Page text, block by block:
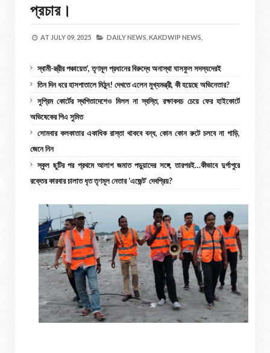
প্রচার।
AT JULY 09, 2025 DAILY NEWS, KAKDWIP NEWS,
স্বামী-স্ত্রীর পঞ্চায়েত’, তৃণমূল প্রধানের বিরুদ্ধে অনাস্থা ঘাসফুল সদস্যদেরই
তিন দিন ধরে হাসপাতালে মিঠুন! দেখতে এলেন মুখ্যমন্ত্রী, কী হয়েছে অভিনেতার?
সুপ্রিম কোর্টের স্থগিতাদেশেও মিলল না স্বস্তি, রক্ষাকবচ চেয়ে ফের হাইকোর্টে
অভিষেকের পিএ সুমিত
সোমবার কলকাতার একাধিক রাস্তা থাকবে বন্ধ, কোন কোন রুটে চলবে না গাড়ি,
জেনে নিন
স্কুল ছুটির পর প্রথমে আলাপ জমাত পড়ুয়াদের সঙ্গে, তারপরই…কীভাবে দুর্গাপুরে
রক্তের কারবার চালাত ধৃত তৃণমূল নেতার ‘এজেন্ট’ দেবপ্রিয়?